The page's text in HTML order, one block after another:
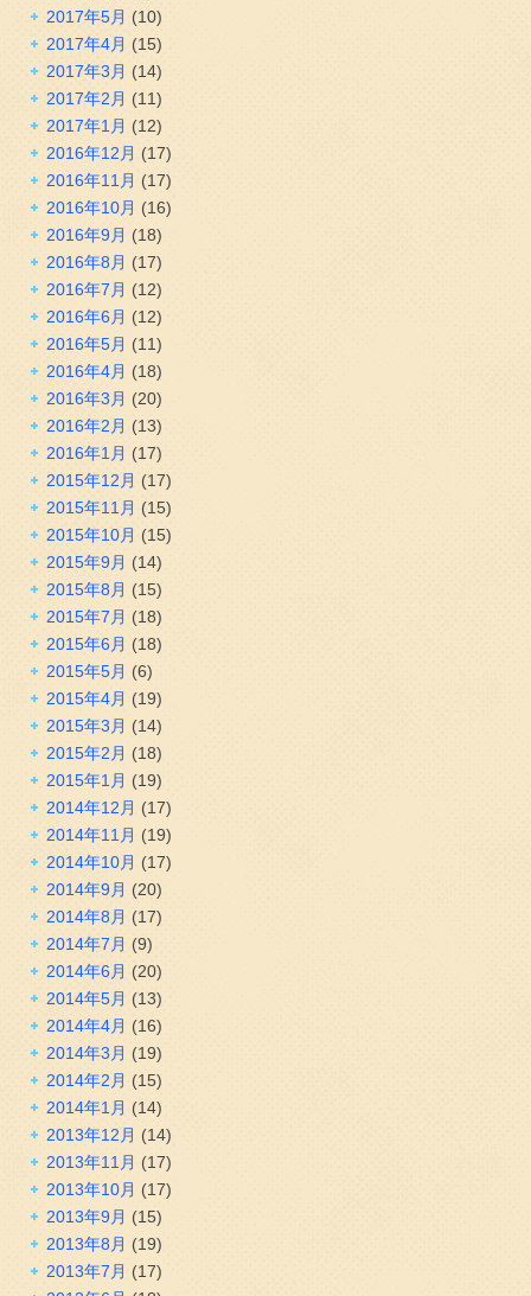
2017年5月 (10)
2017年4月 (15)
2017年3月 (14)
2017年2月 (11)
2017年1月 (12)
2016年12月 (17)
2016年11月 (17)
2016年10月 (16)
2016年9月 (18)
2016年8月 (17)
2016年7月 (12)
2016年6月 (12)
2016年5月 (11)
2016年4月 (18)
2016年3月 (20)
2016年2月 (13)
2016年1月 (17)
2015年12月 (17)
2015年11月 (15)
2015年10月 (15)
2015年9月 (14)
2015年8月 (15)
2015年7月 (18)
2015年6月 (18)
2015年5月 (6)
2015年4月 (19)
2015年3月 (14)
2015年2月 (18)
2015年1月 (19)
2014年12月 (17)
2014年11月 (19)
2014年10月 (17)
2014年9月 (20)
2014年8月 (17)
2014年7月 (9)
2014年6月 (20)
2014年5月 (13)
2014年4月 (16)
2014年3月 (19)
2014年2月 (15)
2014年1月 (14)
2013年12月 (14)
2013年11月 (17)
2013年10月 (17)
2013年9月 (15)
2013年8月 (19)
2013年7月 (17)